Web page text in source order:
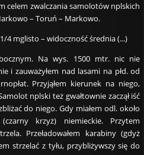
celem zwalczania samolotów nplskich
– Toruń – Markowo.
4 mglisto – widoczność średnia (...)
Na wys. 1500 mtr. nic nie
i zauważyłem nad lasami na płd. od
Przyjąłem kierunek na niego,
nplski też gwałtownie zaczął iść
do niego. Gdy miałem odl. około
krzyż) niemieckie. Przytem
Przeładowałem karabiny (gdyż
strzelać z tyłu, przybliżywszy się do